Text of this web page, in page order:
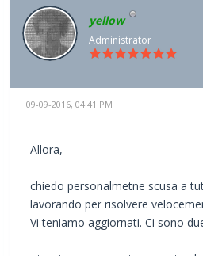
yellow
Administrator
09-09-2016, 04:41 PM
Allora,
chiedo personalmetne scusa a
lavorando per risolvere
Vi teniamo aggiornati. Ci sono